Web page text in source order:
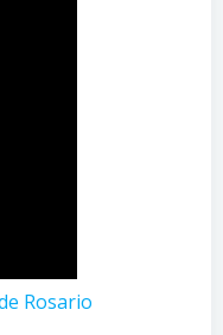
Rosario